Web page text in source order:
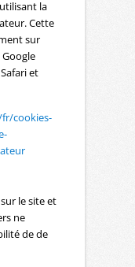
la
Cette
sur
et
cookies-
le site et
ne
de de